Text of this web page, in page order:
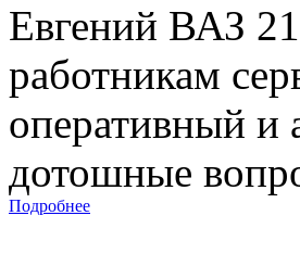
Евгений ВАЗ
работникам
оперативный и
дотошные
Подробнее